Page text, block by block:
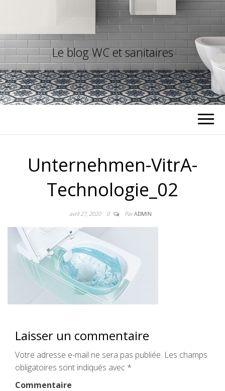
Le blog WC et sanitaires
Unternehmen-VitrA-
Technologie_02
avril 27, 2020 0 ParADMIN
Laisser un commentaire
Votre adresse e-mail ne sera pas publiée. Les champs
obligatoires sont indiqués avec *
Commentaire